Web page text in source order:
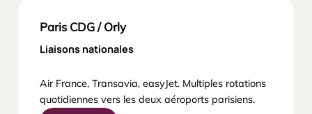
Paris CDG / Orly
Liaisons nationales
Air France, Transavia, easyJet. Multiples rotations
quotidiennes vers les deux aéroports parisiens.